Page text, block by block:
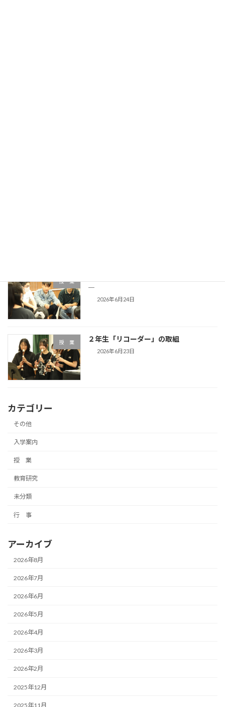
授 業
―
2026年6月24日
授 業 ２年生「リコーダー」の取組
2026年6月23日
カテゴリー
その他
入学案内
授 業
教育研究
未分類
行 事
アーカイブ
2026年8月
2026年7月
2026年6月
2026年5月
2026年4月
2026年3月
2026年2月
2025年12月
2025年11月